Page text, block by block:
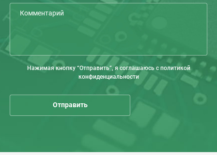
Нажимая кнопку “Отправить”, я соглашаюсь с политикой
конфиденциальности